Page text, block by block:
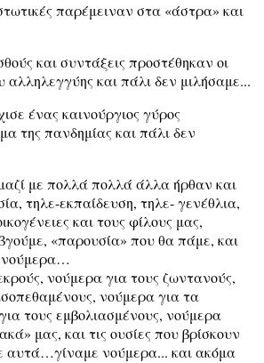
παρέμειναν στα «άστρα» και
και συντάξεις προστέθηκαν οι
αλληλεγγύης και πάλι δεν μιλήσαμε...
ένας καινούργιος γύρος
της πανδημίας και πάλι δεν
με πολλά πολλά άλλα ήρθαν και
τηλε-εκπαίδευση, τηλε- γενέθλια,
και τους φίλους μας,
«παρουσία» που θα πάμε, και
νούμερα…
νούμερα για τους ζωντανούς,
νούμερα για τα
τους εμβολιασμένους, νούμερα
μας, και τις ουσίες που βρίσκουν
αυτά…γίναμε νούμερα... και ακόμα